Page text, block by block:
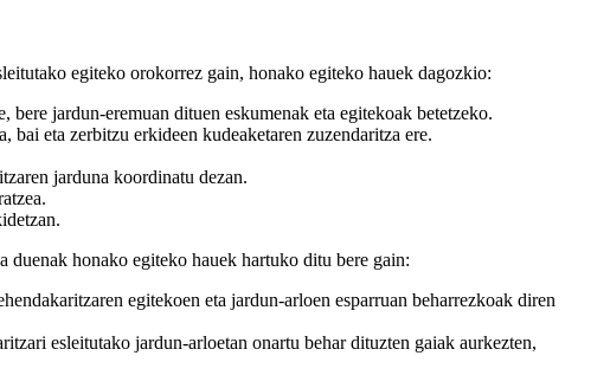
egiteko orokorrez gain, honako egiteko hauek dagozkio:
jardun-eremuan dituen eskumenak eta egitekoak betetzeko.
eta zerbitzu erkideen kudeaketaren zuzendaritza ere.
jarduna koordinatu dezan.
duenak honako egiteko hauek hartuko ditu bere gain:
egitekoen eta jardun-arloen esparruan beharrezkoak diren
esleitutako jardun-arloetan onartu behar dituzten gaiak aurkezten,